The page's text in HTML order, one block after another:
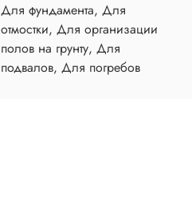
Для фундамента, Для
отмостки, Для организации
полов на грунту, Для
подвалов, Для погребов